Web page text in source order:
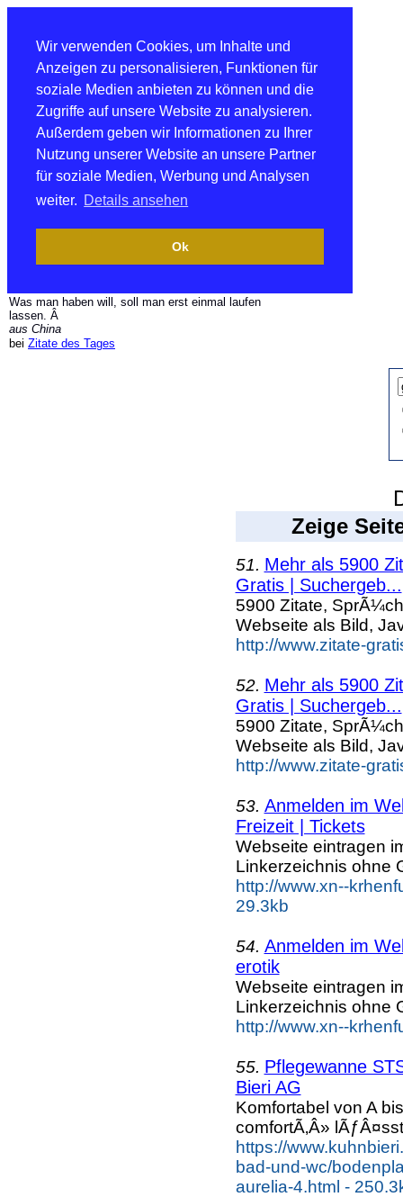
Wir verwenden Cookies, um Inhalte und
Anzeigen zu personalisieren, Funktionen für
soziale Medien anbieten zu können und die
Zugriffe auf unsere Website zu analysieren.
Außerdem geben wir Informationen zu Ihrer
Nutzung unserer Website an unsere Partner
für soziale Medien, Werbung und Analysen
weiter. Details ansehen
Ok
Was man haben will, soll man erst einmal laufen
lassen. Â
aus China
bei Zitate des Tages
Zeige
51. Mehr als 5900
Gratis | Suchergeb...
5900 Zitate,
Webseite als Bild,
http://www.zitate-
52. Mehr als 5900
Gratis | Suchergeb...
5900 Zitate,
Webseite als Bild,
http://www.zitate-
53. Anmelden im
Freizeit | Tickets
Webseite eintragen
Linkerzeichnis ohne
http://www.xn--
29.3kb
54. Anmelden im
erotik
Webseite eintragen
Linkerzeichnis ohne
http://www.xn--
55. Pflegewanne
Bieri AG
Komfortabel von A
comfortÃ‚Â»
https://
bad-und-wc/
aurelia-4.html -